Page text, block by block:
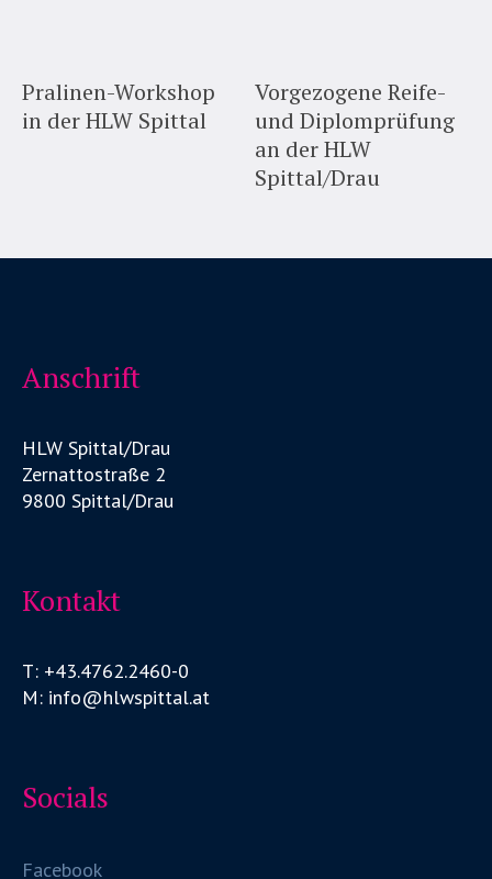
Pralinen-Workshop
in der HLW Spittal
Vorgezogene Reife-
und Diplomprüfung
an der HLW
Spittal/Drau
Anschrift
HLW Spittal/Drau
Zernattostraße 2
9800 Spittal/Drau
Kontakt
T: +43.4762.2460-0
M: info@hlwspittal.at
Socials
Facebook